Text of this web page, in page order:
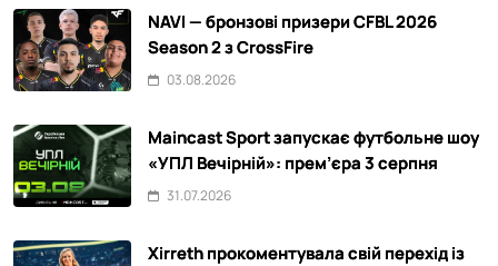
NAVI — бронзові призери CFBL 2026
Season 2 з CrossFire
03.08.2026
Maincast Sport запускає футбольне шоу
«УПЛ Вечірній»: прем’єра 3 серпня
31.07.2026
Xirreth прокоментувала свій перехід із